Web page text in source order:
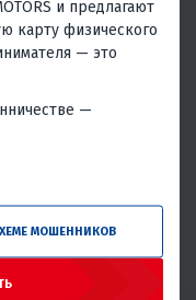
обращений в сервис
товар надёжен в
и предлагают
карту физического
— это
—
МОШЕННИКОВ